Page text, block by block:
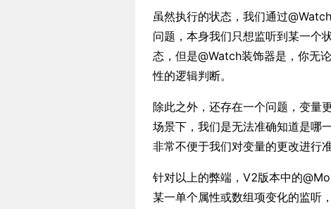
虽然执行的状态，我们通过
问题，本身我们只想监听到某一个
态，但是@Watch装饰器是，你无
性的逻辑判断。
除此之外，还存在一个问题，变量
场景下，我们是无法准确知道是哪
非常不便于我们对变量的更改进行准
针对以上的弊端，V2版本中的
某一单个属性或数组项变化的监听